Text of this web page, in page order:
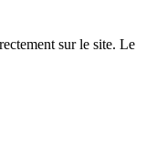
sur le site. Le